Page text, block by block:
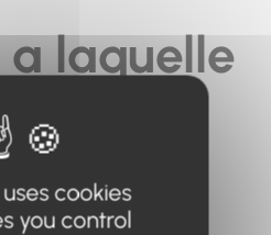
laquelle
à
n'existe
plus.
cookies
you control